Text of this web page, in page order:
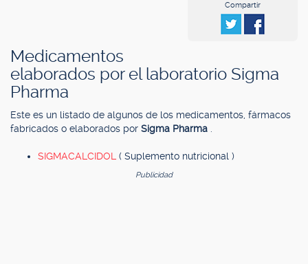
Compartir
Medicamentos
elaborados por el laboratorio Sigma
Pharma
Este es un listado de algunos de los medicamentos, fármacos
fabricados o elaborados por Sigma Pharma
SIGMACALCIDOL ( Suplemento nutricional )
Publicidad